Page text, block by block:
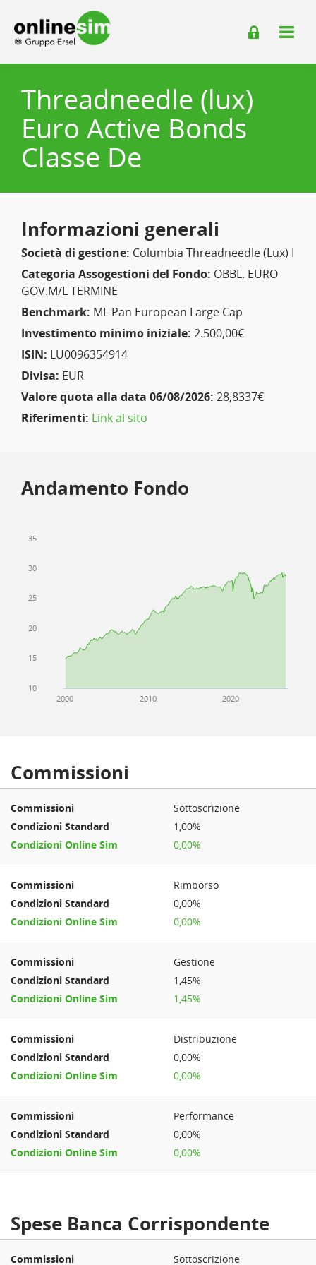
Threadneedle (lux)
Euro Active Bonds
Classe De
Informazioni generali
Società di gestione: Columbia Threadneedle (Lux) I
Categoria Assogestioni del Fondo: OBBL. EURO
GOV.M/L TERMINE
Benchmark: ML Pan European Large Cap
Investimento minimo iniziale: 2.500,00€
ISIN: LU0096354914
Divisa: EUR
Valore quota alla data 06/08/2026: 28,8337€
Riferimenti: Link al sito
Andamento Fondo
2000 2010 2020
10
15
20
25
30
35
Commissioni
Sottoscrizione
1,00%
0,00%
Rimborso
0,00%
0,00%
Gestione
1,45%
1,45%
Distribuzione
0,00%
0,00%
Performance
0,00%
0,00%
Spese Banca Corrispondente
Sottoscrizione